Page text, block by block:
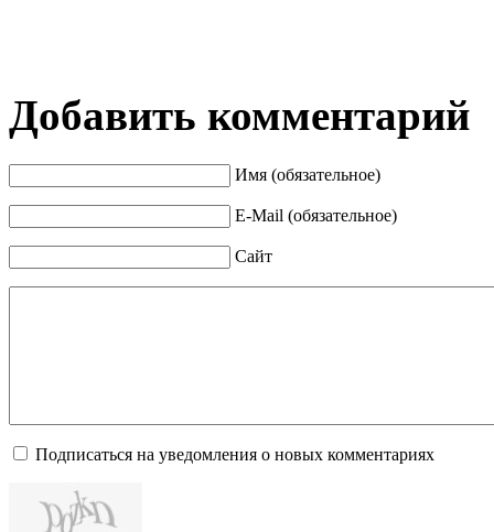
Добавить комментарий
Имя (обязательное)
E-Mail (обязательное)
Сайт
Подписаться на уведомления о новых комментариях